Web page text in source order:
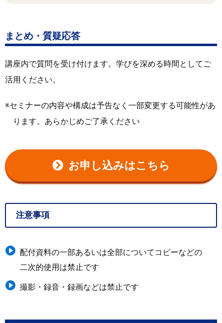
まとめ・質疑応答
講座内で質問を受け付けます。学びを深める時間としてご
活用ください。
セミナーの内容や構成は予告なく一部変更する可能性があ
ります。あらかじめご了承ください
お申し込みはこちら
注意事項
配付資料の一部あるいは全部についてコピーなどの
二次的使用は禁止です
撮影・録音・録画などは禁止です